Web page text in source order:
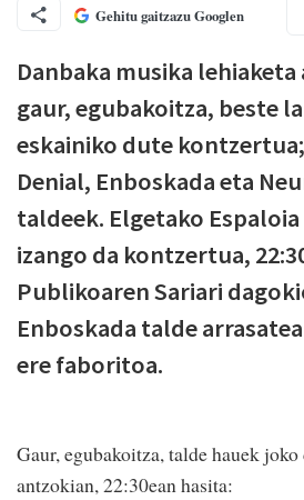
Gehitu gaitzazu Googlen
Danbaka musika
gaur, egubakoitza, beste
eskainiko dute kontzertua;
Denial, Enboskada eta
taldeek. Elgetako
izango da kontzertua,
Publikoaren Sariari
Enboskada talde
ere faboritoa.
Gaur, egubakoitza, talde hauek joko
antzokian, 22:30ean hasita: